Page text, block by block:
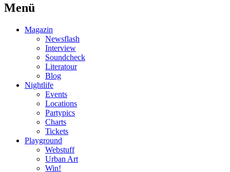
Menü
Magazin
Newsflash
Interview
Soundcheck
Literatour
Blog
Nightlife
Events
Locations
Partypics
Charts
Tickets
Playground
Webstuff
Urban Art
Win!